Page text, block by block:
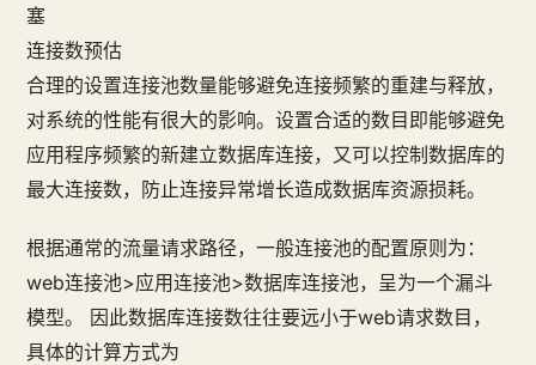
塞
连接数预估
合理的设置连接池数量能够避免连接频繁的重建与释放，
对系统的性能有很大的影响。设置合适的数目即能够避免
应用程序频繁的新建立数据库连接，又可以控制数据库的
最大连接数，防止连接异常增长造成数据库资源损耗。
根据通常的流量请求路径，一般连接池的配置原则为：
web连接池>应用连接池>数据库连接池，呈为一个漏斗
模型。 因此数据库连接数往往要远小于web请求数目，
具体的计算方式为